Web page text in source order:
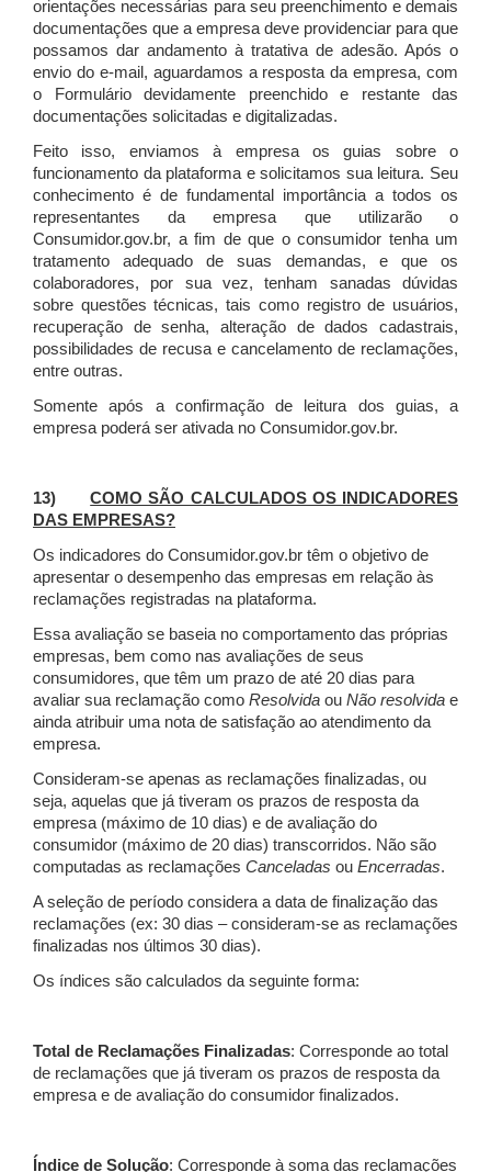
orientações necessárias para seu preenchimento e demais
documentações que a empresa deve providenciar para que
possamos dar andamento à tratativa de adesão. Após o
envio do e-mail, aguardamos a resposta da empresa, com
o Formulário devidamente preenchido e restante das
documentações solicitadas e digitalizadas.
Feito isso, enviamos à empresa os guias sobre o
funcionamento da plataforma e solicitamos sua leitura. Seu
conhecimento é de fundamental importância a todos os
representantes da empresa que utilizarão o
Consumidor.gov.br, a fim de que o consumidor tenha um
tratamento adequado de suas demandas, e que os
colaboradores, por sua vez, tenham sanadas dúvidas
sobre questões técnicas, tais como registro de usuários,
recuperação de senha, alteração de dados cadastrais,
possibilidades de recusa e cancelamento de reclamações,
entre outras.
Somente após a confirmação de leitura dos guias, a
empresa poderá ser ativada no Consumidor.gov.br.
13)COMO SÃO CALCULADOS OS INDICADORES
DAS EMPRESAS?
Os indicadores do Consumidor.gov.br têm o objetivo de
apresentar o desempenho das empresas em relação às
reclamações registradas na plataforma.
Essa avaliação se baseia no comportamento das próprias
empresas, bem como nas avaliações de seus
consumidores, que têm um prazo de até 20 dias para
avaliar sua reclamação como Resolvida ou Não resolvida e
ainda atribuir uma nota de satisfação ao atendimento da
empresa.
Consideram-se apenas as reclamações finalizadas, ou
seja, aquelas que já tiveram os prazos de resposta da
empresa (máximo de 10 dias) e de avaliação do
consumidor (máximo de 20 dias) transcorridos. Não são
computadas as reclamações Canceladas ou Encerradas.
A seleção de período considera a data de finalização das
reclamações (ex: 30 dias – consideram-se as reclamações
finalizadas nos últimos 30 dias).
Os índices são calculados da seguinte forma:
Total de Reclamações Finalizadas: Corresponde ao total
de reclamações que já tiveram os prazos de resposta da
empresa e de avaliação do consumidor finalizados.
Índice de Solução: Corresponde à soma das reclamações